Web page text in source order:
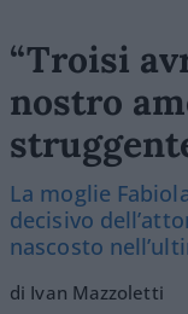
“Troisi
nostro
La moglie
decisivo
nascosto
di Ivan Mazzoletti